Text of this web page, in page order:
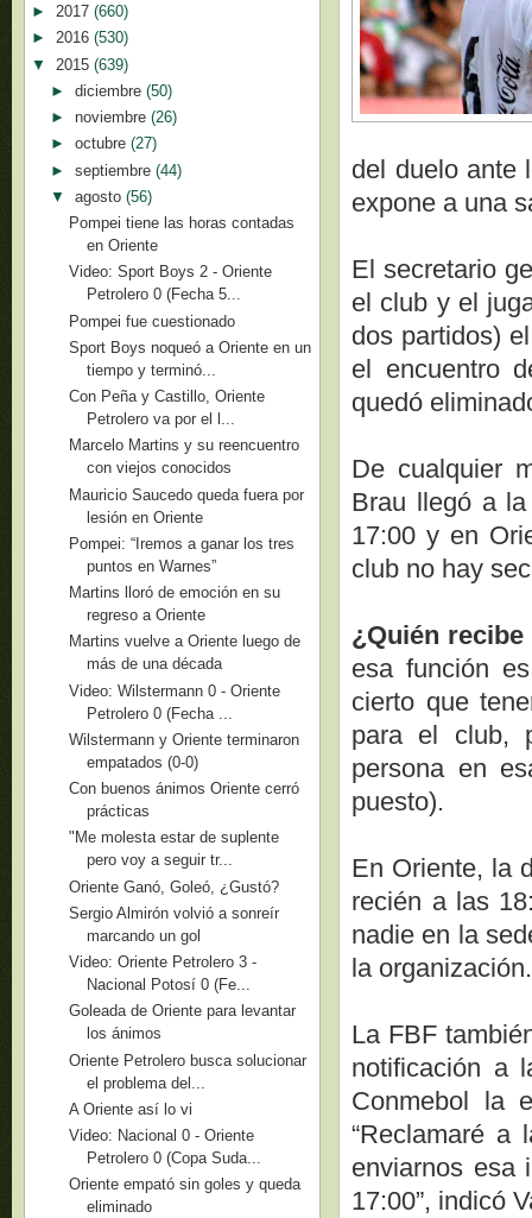
del duelo ante
expone a una
El secretario
el club y el
dos partidos)
el encuentro
quedó
De cualquier
Brau llegó a
17:00 y en
club no hay
¿Quién
esa función
cierto que
para el club,
persona en
puesto).
En Oriente, la
recién a las
nadie en la
la organización.
La FBF
notificación a
Conmebol la
“Reclamaré a
enviarnos esa
17:00”, indicó
► 2017 (660)
► 2016 (530)
▼ 2015 (639)
► diciembre (50)
► noviembre (26)
► octubre (27)
► septiembre (44)
▼ agosto (56)
Pompei tiene las horas contadas
en Oriente
Video: Sport Boys 2 - Oriente
Petrolero 0 (Fecha 5...
Pompei fue cuestionado
Sport Boys noqueó a Oriente en un
tiempo y terminó...
Con Peña y Castillo, Oriente
Petrolero va por el l...
Marcelo Martins y su reencuentro
con viejos conocidos
Mauricio Saucedo queda fuera por
lesión en Oriente
Pompei: “Iremos a ganar los tres
puntos en Warnes”
Martins lloró de emoción en su
regreso a Oriente
Martins vuelve a Oriente luego de
más de una década
Video: Wilstermann 0 - Oriente
Petrolero 0 (Fecha ...
Wilstermann y Oriente terminaron
empatados (0-0)
Con buenos ánimos Oriente cerró
prácticas
"Me molesta estar de suplente
pero voy a seguir tr...
Oriente Ganó, Goleó, ¿Gustó?
Sergio Almirón volvió a sonreír
marcando un gol
Video: Oriente Petrolero 3 -
Nacional Potosí 0 (Fe...
Goleada de Oriente para levantar
los ánimos
Oriente Petrolero busca solucionar
el problema del...
A Oriente así lo vi
Video: Nacional 0 - Oriente
Petrolero 0 (Copa Suda...
Oriente empató sin goles y queda
eliminado